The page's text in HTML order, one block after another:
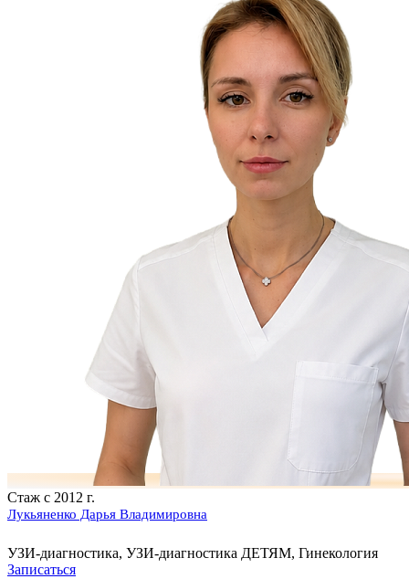
Стаж с 2012 г.
Лукьяненко Дарья Владимировна
УЗИ-диагностика, УЗИ-диагностика ДЕТЯМ, Гинекология
Записаться